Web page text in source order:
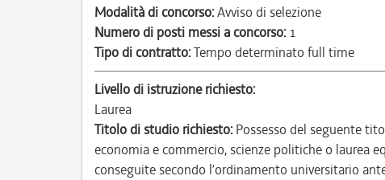
Modalità di concorso:Avviso di selezione
Numero di posti messi a concorso: 1
Tipo di contratto:Tempo determinato full time
Livello di istruzione richiesto:
Laurea
Titolo di studio richiesto: Possesso del seguente
economia e commercio, scienze politiche o laurea
conseguite secondo l’ordinamento universitario